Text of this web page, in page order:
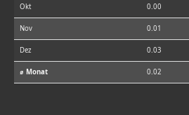
Okt 0.00
Nov 0.01
Dez 0.03
⌀ Monat 0.02